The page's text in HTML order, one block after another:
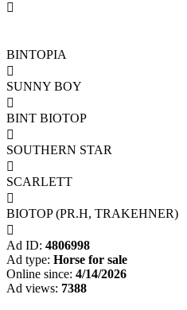

BINTOPIA

SUNNY BOY

BINT BIOTOP

SOUTHERN STAR

SCARLETT

BIOTOP (PR.H, TRAKEHNER)

Ad ID: 4806998
Ad type: Horse for sale
Online since: 4/14/2026
Ad views: 7388